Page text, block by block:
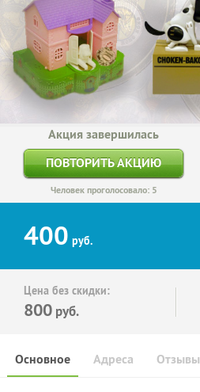
Акция завершилась
ПОВТОРИТЬ АКЦИЮ
Человек проголосовало: 5
400 руб.
Цена без скидки:
800 руб.
Основное Отзывы
Адреса